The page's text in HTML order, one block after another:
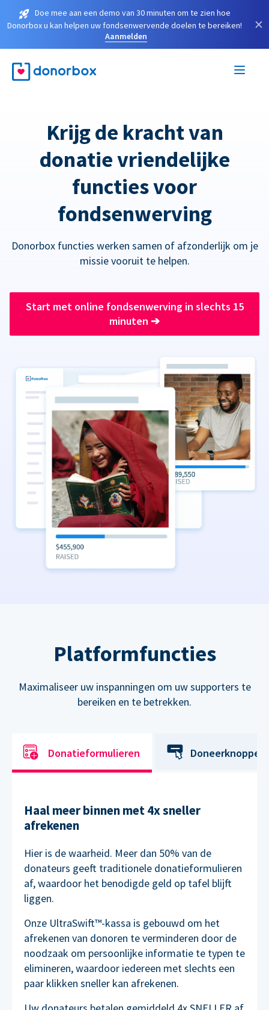
Doe mee aan een demo van 30 minuten om te zien hoe
Donorbox u kan helpen uw fondsenwervende doelen te bereiken!
Aanmelden
×
Krijg de kracht van
donatie vriendelijke
functies voor
fondsenwerving
Donorbox functies werken samen of afzonderlijk om je
missie vooruit te helpen.
Start met online fondsenwerving in slechts 15
minuten ➔
Platformfuncties
Maximaliseer uw inspanningen om uw supporters te
bereiken en te betrekken.
Donatieformulieren Doneerknoppen
Haal meer binnen met 4x sneller
afrekenen
Hier is de waarheid. Meer dan 50% van de
donateurs geeft traditionele donatieformulieren
af, waardoor het benodigde geld op tafel blijft
liggen.
Onze UltraSwift™-kassa is gebouwd om het
afrekenen van donoren te verminderen door de
noodzaak om persoonlijke informatie te typen te
elimineren, waardoor iedereen met slechts een
paar klikken sneller kan afrekenen.